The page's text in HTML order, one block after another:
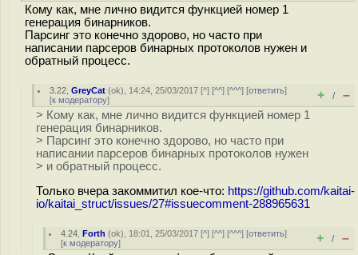
Кому как, мне лично видится функцией номер 1
генерация бинарников.
Парсинг это конечно здорово, но часто при
написании парсеров бинарных протоколов нужен и
обратный процесс.
3.22 ,GreyCat (ok), 14:24, 25/03/2017 [^] [^^] [^^^] [ответить]
[к модератору] + / –
> Кому как, мне лично видится функцией номер 1
генерация бинарников.
> Парсинг это конечно здорово, но часто при
написании парсеров бинарных протоколов нужен
> и обратный процесс.
Только вчера закоммитил кое-что: https://github.com/kaitai-
io/kaitai_struct/issues/27#issuecomment-288965631
4.24 ,Forth (ok), 18:01, 25/03/2017 [^] [^^] [^^^] [ответить]
[к модератору] + / –